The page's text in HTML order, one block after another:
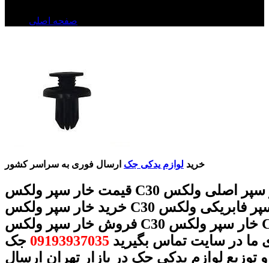
صفحه اصلی
خرید لوازم یدکی جک ارسال فوری به سراسر کشور
قیمت خار سپر ولکس C30 خار سپر اصلی ولکس C30
خرید خار سپر ولکس C30 خار سپر فابریکی ولکس C30
فروش خار سپر ولکس C30 خار سپر ولکس C30 با
ما در سایت تماس بگیرید 09193937035 جک
توزیع لوازم یدکی جک در بازار تهران ارسال